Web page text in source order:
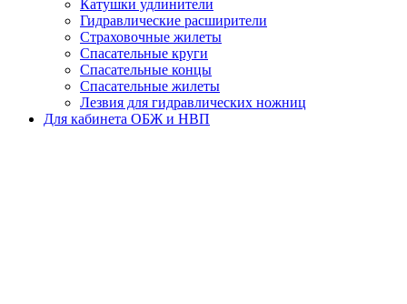
Катушки удлинители
Гидравлические расширители
Страховочные жилеты
Спасательные круги
Спасательные концы
Спасательные жилеты
Лезвия для гидравлических ножниц
Для кабинета ОБЖ и НВП